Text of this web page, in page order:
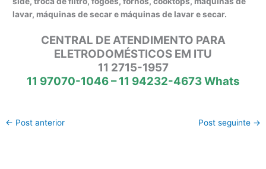
lavar, máquinas de secar e máquinas de lavar e secar.
CENTRAL DE ATENDIMENTO PARA
ELETRODOMÉSTICOS EM ITU
11 2715-1957
11 97070-1046 – 11 94232-4673 Whats
← Post anterior Post seguinte →